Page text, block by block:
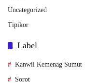
Uncategorized
Tipikor
Label
Kanwil Kemenag Sumut
Sorot